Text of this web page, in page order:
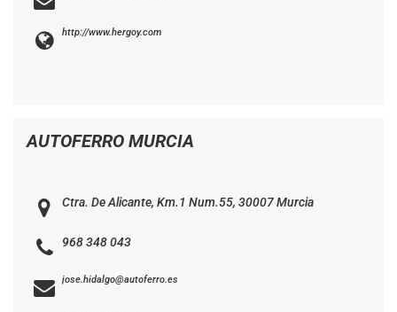
http://www.hergoy.com
AUTOFERRO MURCIA
Ctra. De Alicante, Km.1 Num.55, 30007 Murcia
968 348 043
jose.hidalgo@autoferro.es